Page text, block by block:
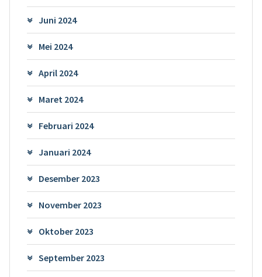
Juni 2024
Mei 2024
April 2024
Maret 2024
Februari 2024
Januari 2024
Desember 2023
November 2023
Oktober 2023
September 2023